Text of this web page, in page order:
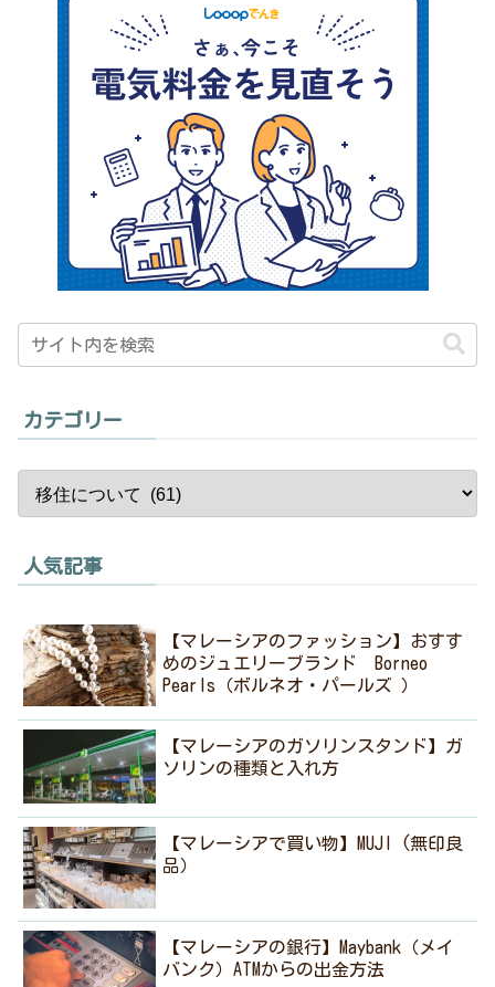
カテゴリー
人気記事
【マレーシアのファッション】おすす
めのジュエリーブランド Borneo
Pearls（ボルネオ・パールズ ）
【マレーシアのガソリンスタンド】ガ
ソリンの種類と入れ方
【マレーシアで買い物】MUJI (無印良
品）
【マレーシアの銀行】Maybank（メイ
バンク）ATMからの出金方法